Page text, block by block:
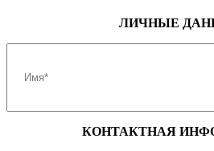
Максимальная мощность
Максимальный крутящий момент
ЛИЧНЫЕ
КОНТАКТНАЯ